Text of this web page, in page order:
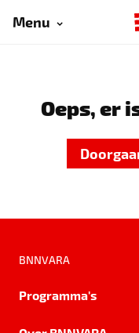
Menu
Oeps, er
BNNVARA
Programma's